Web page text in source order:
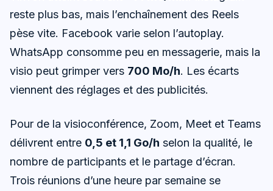
reste plus bas, mais l’enchaînement des Reels
pèse vite. Facebook varie selon l’autoplay.
WhatsApp consomme peu en messagerie, mais la
visio peut grimper vers 700 Mo/h. Les écarts
viennent des réglages et des publicités.
Pour de la visioconférence, Zoom, Meet et Teams
délivrent entre 0,5 et 1,1 Go/h selon la qualité, le
nombre de participants et le partage d’écran.
Trois réunions d’une heure par semaine se